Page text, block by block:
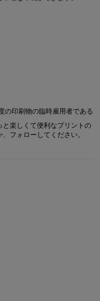
印刷物の臨時雇用者である
楽しくて便利なプリントの
フォローしてください。